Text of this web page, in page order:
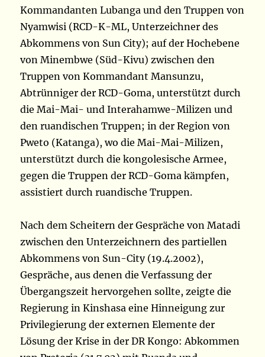
Kommandanten Lubanga und den Truppen von
Nyamwisi (RCD-K-ML, Unterzeichner des
Abkommens von Sun City); auf der Hochebene
von Minembwe (Süd-Kivu) zwischen den
Truppen von Kommandant Mansunzu,
Abtrünniger der RCD-Goma, unterstützt durch
die Mai-Mai- und Interahamwe-Milizen und
den ruandischen Truppen; in der Region von
Pweto (Katanga), wo die Mai-Mai-Milizen,
unterstützt durch die kongolesische Armee,
gegen die Truppen der RCD-Goma kämpfen,
assistiert durch ruandische Truppen.
Nach dem Scheitern der Gespräche von Matadi
zwischen den Unterzeichnern des partiellen
Abkommens von Sun-City (19.4.2002),
Gespräche, aus denen die Verfassung der
Übergangszeit hervorgehen sollte, zeigte die
Regierung in Kinshasa eine Hinneigung zur
Privilegierung der externen Elemente der
Lösung der Krise in der DR Kongo: Abkommen